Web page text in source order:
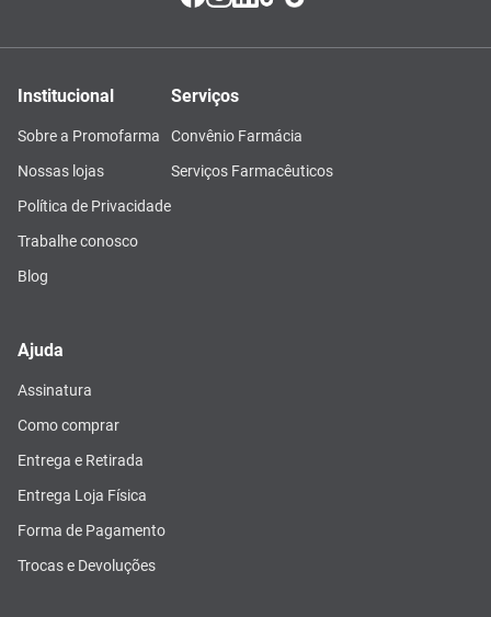
Institucional
Sobre a Promofarma
Nossas lojas
Política de Privacidade
Trabalhe conosco
Blog
Serviços
Convênio Farmácia
Serviços Farmacêuticos
Ajuda
Assinatura
Como comprar
Entrega e Retirada
Entrega Loja Física
Forma de Pagamento
Trocas e Devoluções